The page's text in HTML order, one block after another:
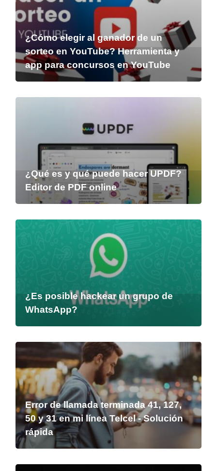
¿Cómo elegir al ganador de un
sorteo en YouTube? Herramienta y
app para concursos en YouTube
¿Qué es y qué puede hacer UPDF?
Editor de PDF online
¿Es posible hackear un grupo de
WhatsApp?
Error de llamada terminada 41, 127,
50 y 31 en mi línea Telcel - Solución
rápida